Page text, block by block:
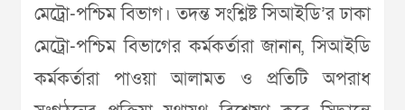
মেট্রো-পশ্চিম বিভাগ। তদন্ত সংশ্লিষ্ট সিআইডি’র ঢাকা
মেট্রো-পশ্চিম বিভাগের কর্মকর্তারা জানান, সিআইডি
কর্মকর্তারা পাওয়া আলামত ও প্রতিটি অপরাধ